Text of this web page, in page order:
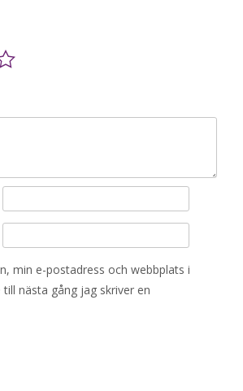
min e-postadress och webbplats i
nästa gång jag skriver en